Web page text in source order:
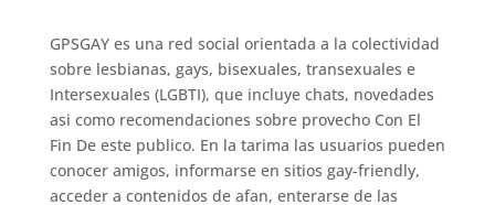
GPSGAY es una red social orientada a la colectividad
sobre lesbianas, gays, bisexuales, transexuales e
Intersexuales (LGBTI), que incluye chats, novedades
asi­ como recomendaciones sobre provecho Con El
Fin De este publico. En la tarima las usuarios pueden
conocer amigos, informarse en sitios gay-friendly,
acceder a contenidos de afan, enterarse de las